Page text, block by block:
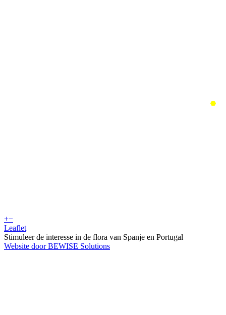
+−
Leaflet
Stimuleer de interesse in de flora van Spanje en Portugal
Website door BEWISE Solutions